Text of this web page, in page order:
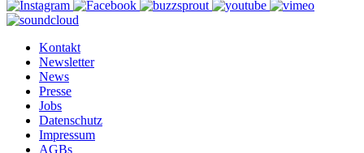
Kontakt
Newsletter
News
Presse
Jobs
Datenschutz
Impressum
AGBs